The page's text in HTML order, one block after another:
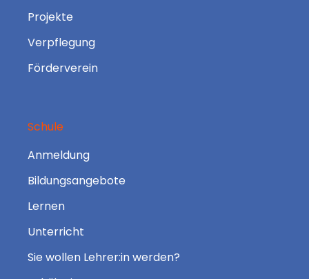
Projekte
Verpflegung
Förderverein
Schule
Anmeldung
Bildungsangebote
Lernen
Unterricht
Sie wollen Lehrer:in werden?